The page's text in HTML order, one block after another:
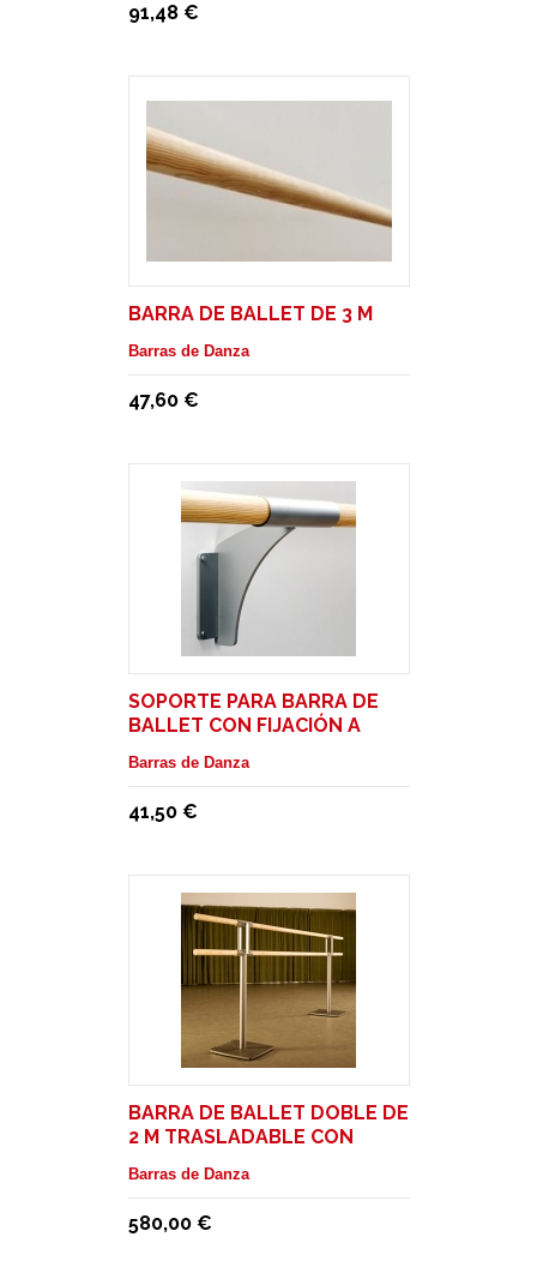
91,48 €
BARRA DE BALLET DE 3 M
Barras de Danza
47,60 €
SOPORTE PARA BARRA DE
BALLET CON FIJACIÓN A
Barras de Danza
41,50 €
BARRA DE BALLET DOBLE DE
2 M TRASLADABLE CON
Barras de Danza
580,00 €